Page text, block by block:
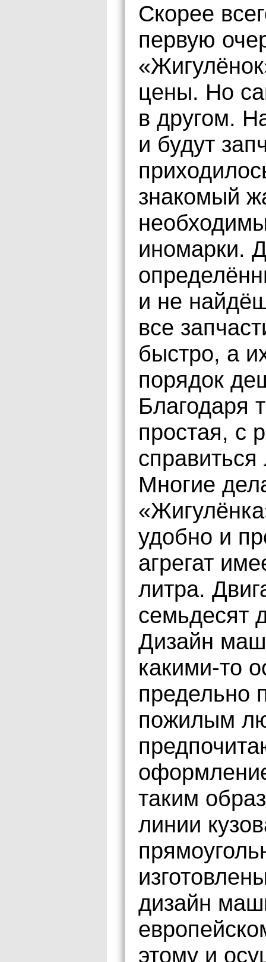
Скорее
первую
цены. Но
в другом.
и будут
знакомый
иномарки.
и не
все
быстро, а
порядок
Благодаря
простая, с
Многие
удобно и
агрегат
литра.
семьдесят
Дизайн
какими-то
предельно
пожилым
таким
линии
дизайн
этому и